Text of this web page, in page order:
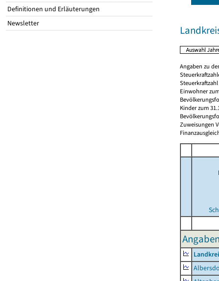
Definitionen und Erläuterungen
Newsletter
Angaben zu
Einwohner
Kinder zum
Zuweisungen